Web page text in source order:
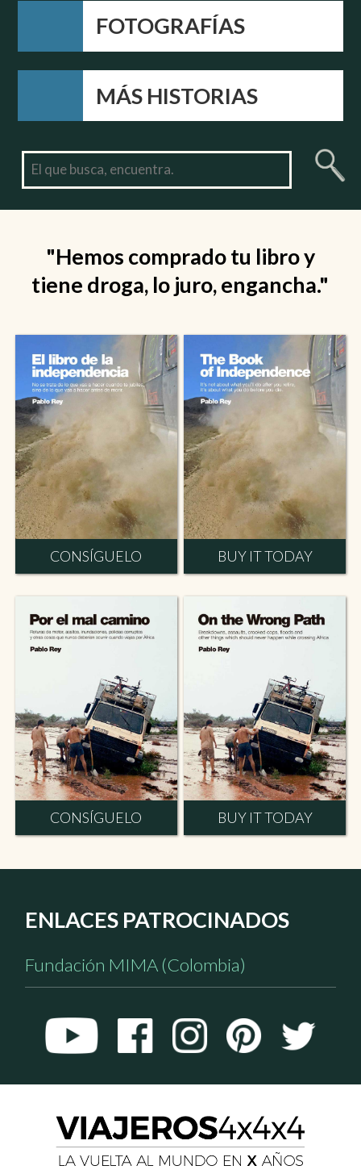
FOTOGRAFÍAS
MÁS HISTORIAS
"Hemos comprado tu libro y
tiene droga, lo juro, engancha."
CONSÍGUELO BUY IT TODAY
CONSÍGUELO BUY IT TODAY
ENLACES PATROCINADOS
Fundación MIMA (Colombia)